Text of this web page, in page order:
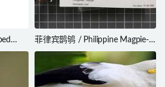
菲律宾鹊鸲 / Philippine Magpie-
Robin / Copsychus mindanensis